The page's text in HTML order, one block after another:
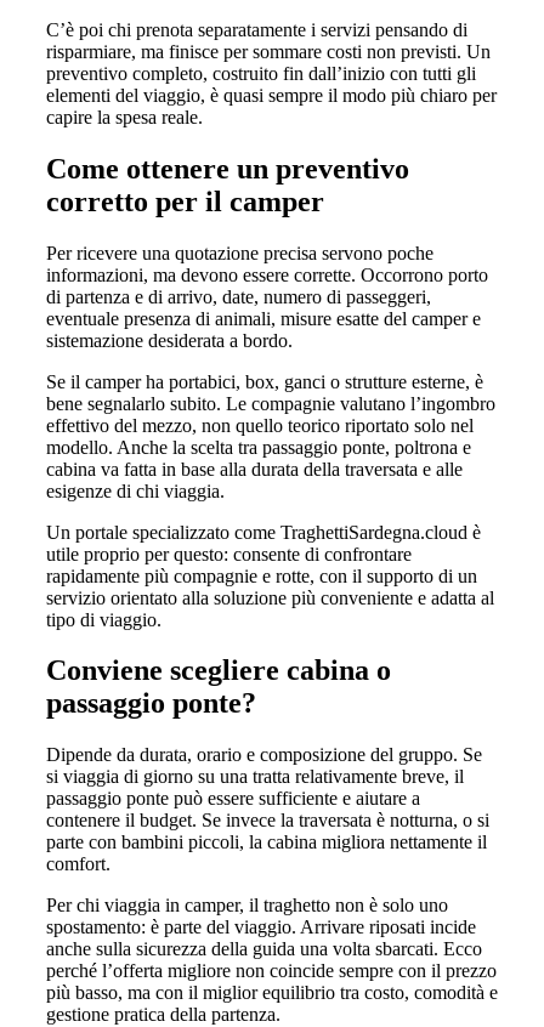
C’è poi chi prenota separatamente i servizi pensando di
risparmiare, ma finisce per sommare costi non previsti. Un
preventivo completo, costruito fin dall’inizio con tutti gli
elementi del viaggio, è quasi sempre il modo più chiaro per
capire la spesa reale.
Come ottenere un preventivo
corretto per il camper
Per ricevere una quotazione precisa servono poche
informazioni, ma devono essere corrette. Occorrono porto
di partenza e di arrivo, date, numero di passeggeri,
eventuale presenza di animali, misure esatte del camper e
sistemazione desiderata a bordo.
Se il camper ha portabici, box, ganci o strutture esterne, è
bene segnalarlo subito. Le compagnie valutano l’ingombro
effettivo del mezzo, non quello teorico riportato solo nel
modello. Anche la scelta tra passaggio ponte, poltrona e
cabina va fatta in base alla durata della traversata e alle
esigenze di chi viaggia.
Un portale specializzato come TraghettiSardegna.cloud è
utile proprio per questo: consente di confrontare
rapidamente più compagnie e rotte, con il supporto di un
servizio orientato alla soluzione più conveniente e adatta al
tipo di viaggio.
Conviene scegliere cabina o
passaggio ponte?
Dipende da durata, orario e composizione del gruppo. Se
si viaggia di giorno su una tratta relativamente breve, il
passaggio ponte può essere sufficiente e aiutare a
contenere il budget. Se invece la traversata è notturna, o si
parte con bambini piccoli, la cabina migliora nettamente il
comfort.
Per chi viaggia in camper, il traghetto non è solo uno
spostamento: è parte del viaggio. Arrivare riposati incide
anche sulla sicurezza della guida una volta sbarcati. Ecco
perché l’offerta migliore non coincide sempre con il prezzo
più basso, ma con il miglior equilibrio tra costo, comodità e
gestione pratica della partenza.